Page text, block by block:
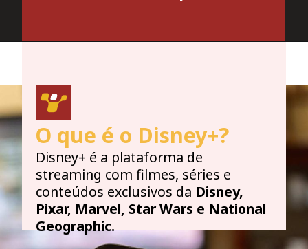
Disney+ é a plataforma de
streaming com filmes, séries e
conteúdos exclusivos da Disney,
Pixar, Marvel, Star Wars e National
Geographic.
O que é o Disney+?